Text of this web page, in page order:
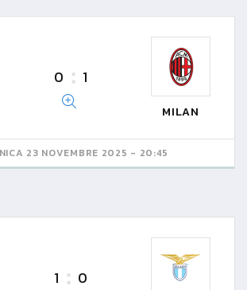
0 1
MILAN
23 NOVEMBRE 2025 - 20:45
1 0